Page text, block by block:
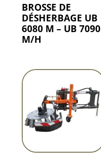
BROSSE DE
DÉSHERBAGE UB
6080 M – UB 7090
M/H